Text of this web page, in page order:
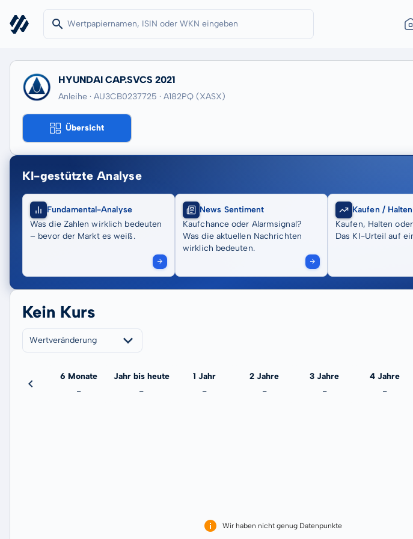
HYUNDAI CAP.SVCS 2021
Anleihe · AU3CB0237725 · A182PQ (XASX)
Übersicht
KI-gestützte Analyse
Fundamental-Analyse
Was die Zahlen wirklich bedeuten
– bevor der Markt es weiß.
News Sentiment
Kaufchance oder Alarmsignal?
Was die aktuellen Nachrichten
wirklich bedeuten.
Kaufen /
Kaufen, Halten
Das KI-Urteil auf
Kein Kurs
Wertveränderung
6 Monate
-
Jahr bis heute
-
1 Jahr
-
2 Jahre
-
3 Jahre
-
4 Jahre
-
Wir haben nicht genug Datenpunkte